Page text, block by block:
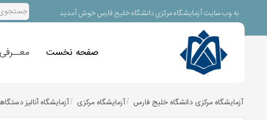
به وب سایت آزمایشگاه مرکزی دانشگاه خلیج فارس خوش آمدید
صفحه نخست معــرفی
آزمایشگاه مرکزی دانشگاه خلیج فارس /آزمایشگاه مرکزی /آزمایشگاه آنالیز